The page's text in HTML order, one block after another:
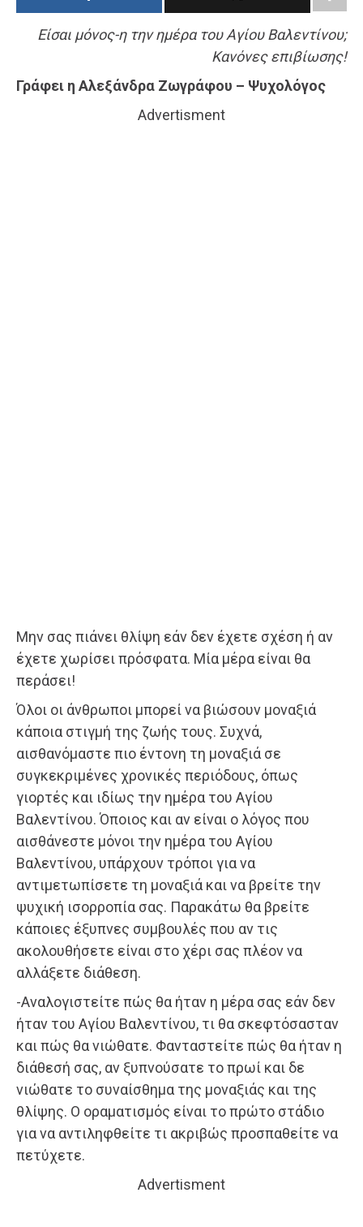
Είσαι μόνος-η την ημέρα του Αγίου Βαλεντίνου;
Κανόνες επιβίωσης!
Γράφει η Αλεξάνδρα Ζωγράφου – Ψυχολόγος
Advertisment
Μην σας πιάνει θλίψη εάν δεν έχετε σχέση ή αν
έχετε χωρίσει πρόσφατα. Μία μέρα είναι θα
περάσει!
Όλοι οι άνθρωποι μπορεί να βιώσουν μοναξιά
κάποια στιγμή της ζωής τους. Συχνά,
αισθανόμαστε πιο έντονη τη μοναξιά σε
συγκεκριμένες χρονικές περιόδους, όπως
γιορτές και ιδίως την ημέρα του Αγίου
Βαλεντίνου. Όποιος και αν είναι ο λόγος που
αισθάνεστε μόνοι την ημέρα του Αγίου
Βαλεντίνου, υπάρχουν τρόποι για να
αντιμετωπίσετε τη μοναξιά και να βρείτε την
ψυχική ισορροπία σας. Παρακάτω θα βρείτε
κάποιες έξυπνες συμβουλές που αν τις
ακολουθήσετε είναι στο χέρι σας πλέον να
αλλάξετε διάθεση.
-Αναλογιστείτε πώς θα ήταν η μέρα σας εάν δεν
ήταν του Αγίου Βαλεντίνου, τι θα σκεφτόσασταν
και πώς θα νιώθατε. Φανταστείτε πώς θα ήταν η
διάθεσή σας, αν ξυπνούσατε το πρωί και δε
νιώθατε το συναίσθημα της μοναξιάς και της
θλίψης. Ο οραματισμός είναι το πρώτο στάδιο
για να αντιληφθείτε τι ακριβώς προσπαθείτε να
πετύχετε.
Advertisment